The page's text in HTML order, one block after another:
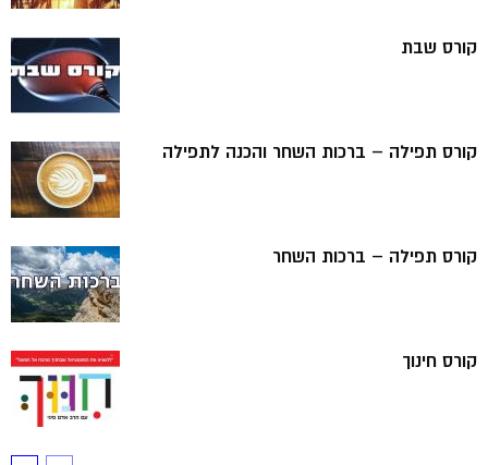
קורס שבת
קורס תפילה – ברכות השחר והכנה לתפילה
קורס תפילה – ברכות השחר
קורס חינוך